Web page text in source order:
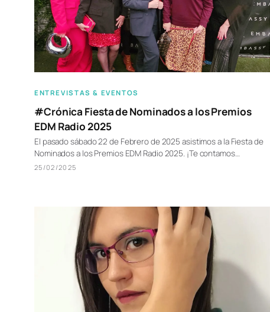
ENTREVISTAS & EVENTOS
#Crónica Fiesta de Nominados a los Premios
EDM Radio 2025
El pasado sábado 22 de Febrero de 2025 asistimos a la Fiesta de
Nominados a los Premios EDM Radio 2025. ¡Te contamos…
25/02/2025